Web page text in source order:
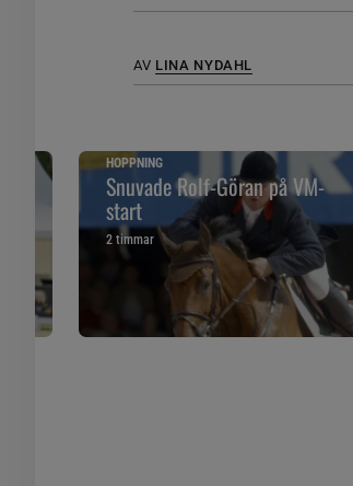
AV LINA NYDAHL
HOPPNING
Snuvade Rolf-Göran på VM-
start
2 timmar